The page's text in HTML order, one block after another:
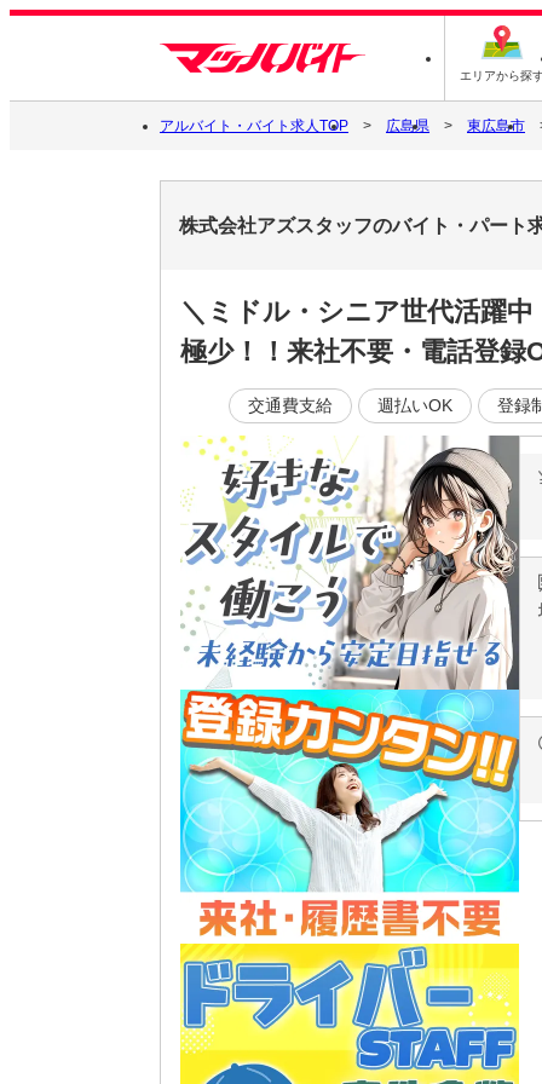
エリアから探
アルバイト・バイト求人TOP 広島県 東広島市
株式会社アズスタッフのバイト・パート
＼ミドル・シニア世代活躍
極少！！来社不要・電話登録
交通費支給 週払いOK 登録